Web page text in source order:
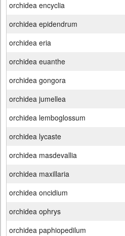
orchidea encyclia
orchidea epidendrum
orchidea eria
orchidea euanthe
orchidea gongora
orchidea jumellea
orchidea lemboglossum
orchidea lycaste
orchidea masdevallia
orchidea maxillaria
orchidea oncidium
orchidea ophrys
orchidea paphiopedilum